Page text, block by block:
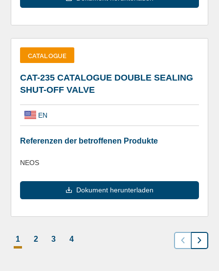
CATALOGUE
CAT-235 CATALOGUE DOUBLE SEALING
SHUT-OFF VALVE
EN
Referenzen der betroffenen Produkte
NEOS
Dokument herunterladen
1 2 3 4